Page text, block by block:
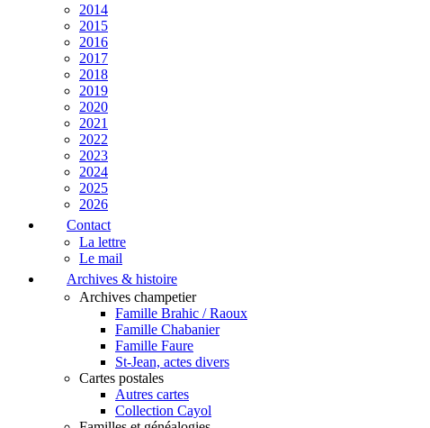
2014
2015
2016
2017
2018
2019
2020
2021
2022
2023
2024
2025
2026
Contact
La lettre
Le mail
Archives & histoire
Archives champetier
Famille Brahic / Raoux
Famille Chabanier
Famille Faure
St-Jean, actes divers
Cartes postales
Autres cartes
Collection Cayol